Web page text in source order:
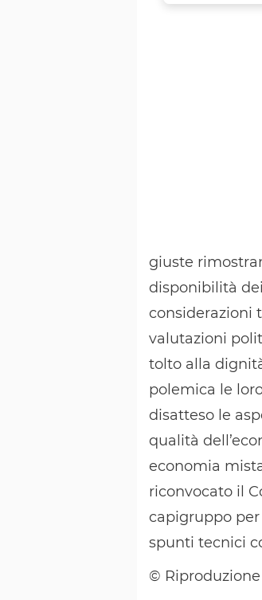
giuste
disponibilità
considerazioni
valutazioni
tolto alla
polemica le
disatteso le
qualità
economia
riconvocato il
capigruppo
spunti tecnici
©